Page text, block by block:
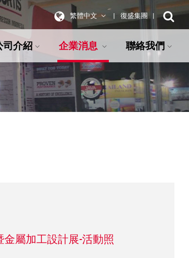
繁體中文 復盛集團
司介紹 企業消息 聯絡我們
屬加工設計展-活動照